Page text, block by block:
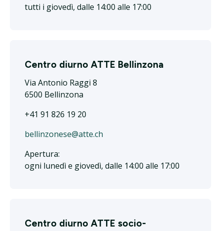
tutti i giovedì, dalle 14:00 alle 17:00
Centro diurno ATTE Bellinzona
Via Antonio Raggi 8
6500 Bellinzona
+41 91 826 19 20
bellinzonese@atte.ch
Apertura:
ogni lunedì e giovedì, dalle 14:00 alle 17:00
Centro diurno ATTE socio-